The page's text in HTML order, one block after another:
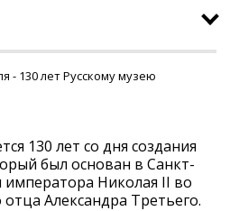
- 130 лет Русскому музею
130 лет со дня создания
был основан в Санкт-
императора Николая II во
Александра Третьего.